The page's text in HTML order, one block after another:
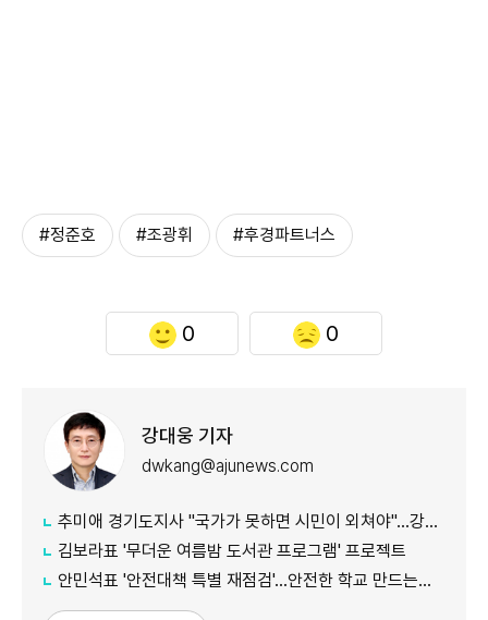
#정준호 #조광휘 #후경파트너스
0 0
강대웅 기자
dwkang@ajunews.com
추미애 경기도지사 "국가가 못하면 시민이 외쳐야"...강일출 할머니 흉상 앞 '연대' 강조
김보라표 '무더운 여름밤 도서관 프로그램' 프로젝트
안민석표 '안전대책 특별 재점검'...안전한 학교 만드는데 만전